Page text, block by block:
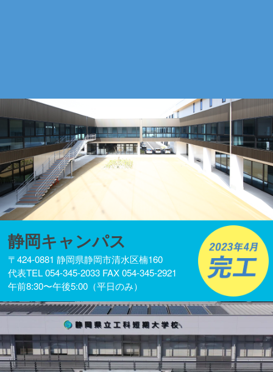
静岡キャンパス
〒424-0881 静岡県静岡市清水区楠160
代表TEL 054-345-2033 FAX 054-345-2921
午前8:30〜午後5:00（平日のみ）